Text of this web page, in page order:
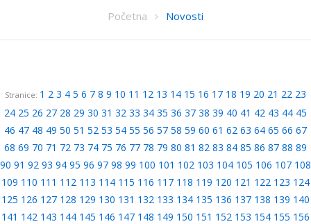
Početna Novosti
Stranice: 1 2 3 4 5 6 7 8 9 10 11 12 13 14 15 16 17 18 19 20 21 22 23
24 25 26 27 28 29 30 31 32 33 34 35 36 37 38 39 40 41 42 43 44 45
46 47 48 49 50 51 52 53 54 55 56 57 58 59 60 61 62 63 64 65 66 67
68 69 70 71 72 73 74 75 76 77 78 79 80 81 82 83 84 85 86 87 88 89
90 91 92 93 94 95 96 97 98 99 100 101 102 103 104 105 106 107 108
109 110 111 112 113 114 115 116 117 118 119 120 121 122 123 124
125 126 127 128 129 130 131 132 133 134 135 136 137 138 139 140
141 142 143 144 145 146 147 148 149 150 151 152 153 154 155 156